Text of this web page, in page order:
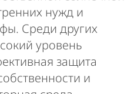
нужд и
Среди других
уровень
защита
и